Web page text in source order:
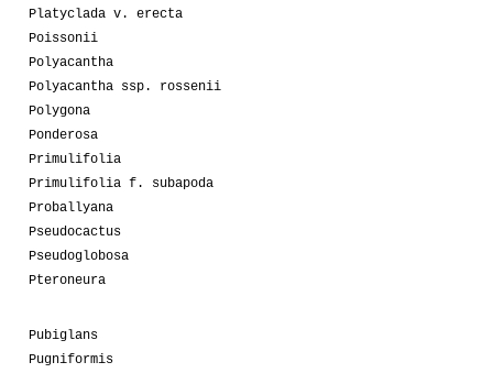
Platyclada v. erecta
Poissonii
Polyacantha
Polyacantha ssp. rossenii
Polygona
Ponderosa
Primulifolia
Primulifolia f. subapoda
Proballyana
Pseudocactus
Pseudoglobosa
Pteroneura
Pubiglans
Pugniformis